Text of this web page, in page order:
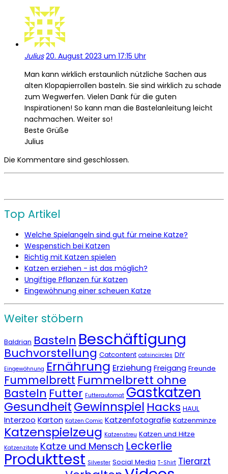
Julius 20. August 2023 um 17:15 Uhr
Man kann wirklich erstaunlich nützliche Sachen aus
alten Klopapierrollen basteln. Sie sind wirklich zu schade
zum Wegwerfen. Vielen Dank für die guten
Inspirationen! So kann man die Bastelanleitung leicht
nachmachen. Weiter so!
Beste Grüße
Julius
Die Kommentare sind geschlossen.
Top Artikel
Welche Spielangeln sind gut für meine Katze?
Wespenstich bei Katzen
Richtig mit Katzen spielen
Katzen erziehen - ist das möglich?
Ungiftige Pflanzen für Katzen
Eingewöhnung einer scheuen Katze
Weiter stöbern
Baldrian Basteln Beschäftigung
Buchvorstellung Catcontent catsincircles DIY
Eingewöhnung Ernährung Erziehung Freigang Freunde
Fummelbrett Fummelbrett ohne
Basteln Futter Futterautomat Gastkatzen
GesundheitGewinnspiel Hacks HAUL
Interzoo Karton Katzen Comic Katzenfotografie Katzenminze
Katzenspielzeug Katzenstreu Katzen und Hitze
Katzenzitate Katze und Mensch Leckerlie
Produkttest Silvester Social Media T-Shirt Tierarzt